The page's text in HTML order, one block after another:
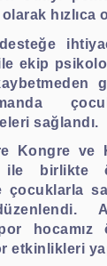
hızlıca
ekip
sağlandı.
Kongre ve
ile birlikte
çocuklarla
hocamız
etkinlikleri